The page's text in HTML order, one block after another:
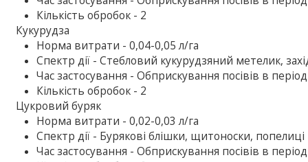
Кількість обробок - 2
Кукурудза
Норма витрати - 0,04-0,05 л/га
Спектр дії - Стебловий кукурудзяний метелик,
Час застосування - Обприскування посівів в період
Кількість обробок - 2
Цукровий буряк
Норма витрати - 0,02-0,03 л/га
Спектр дії - Бурякові блішки, щитоноски, попелиці
Час застосування - Обприскування посівів в період